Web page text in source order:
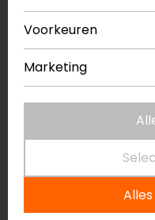
K6 Flash
Voorkeuren
Marketing